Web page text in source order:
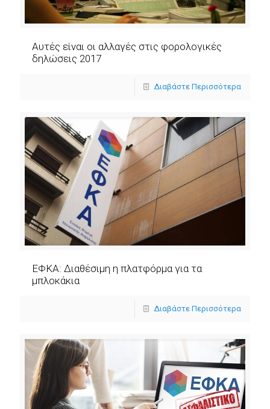
Αυτές είναι οι αλλαγές στις φορολογικές
δηλώσεις 2017
Διαβάστε Περισσότερα
ΕΦΚΑ: Διαθέσιμη η πλατφόρμα για τα
μπλοκάκια
Διαβάστε Περισσότερα